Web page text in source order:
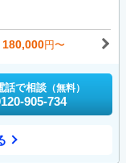
180,000円〜
話で相談 （無料）
905-734